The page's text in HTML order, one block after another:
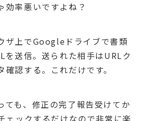
効率悪いですよね？
ザ上でGoogleドライブで書類
を送信。送られた相手はURLク
確認する。これだけです。
ても、修正の完了報告受けてか